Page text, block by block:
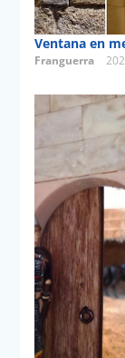
Ventana en
Franguerra